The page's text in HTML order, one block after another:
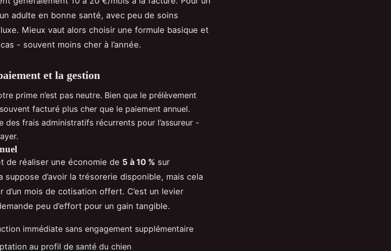
adulte en bonne santé, avec peu de soins
Mieux vaut alors choisir une formule basique et
- souvent moins cher à l’année.
et la gestion
prime n’est pas neutre. Bien que le prélèvement
facturé plus cher que le paiement annuel.
des frais administratifs récurrents pour l’assureur -
de réaliser une économie de 5 à 10 % sur
suppose d’avoir la trésorerie disponible, mais cela
mois de cotisation offert. C’est un levier
peu d’effort pour un gain tangible.
immédiate sans engagement supplémentaire
au profil de santé du chien